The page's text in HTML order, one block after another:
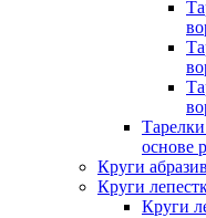
основе
Круги
Круги
Круги